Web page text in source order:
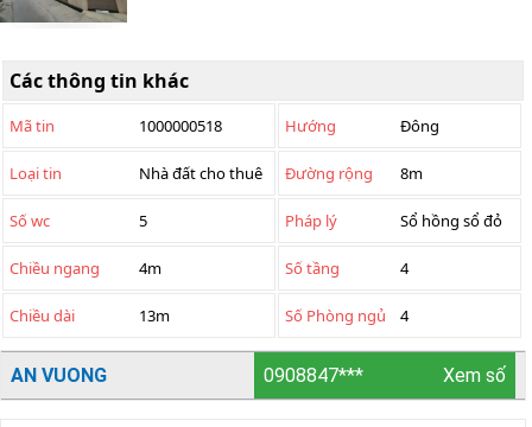
Các thông tin khác
Mã tin 1000000518 Hướng Đông
Loại tin Nhà đất cho thuê Đường rộng 8m
Số wc 5 Pháp lý Sổ hồng sổ đỏ
Chiều ngang 4m Số tầng 4
Chiều dài 13m Số Phòng ngủ 4
AN VUONG 0908847*** Xem số